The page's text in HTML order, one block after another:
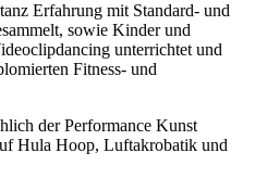
Erfahrung mit Standard- und
sowie Kinder und
unterrichtet und
Fitness- und
der Performance Kunst
Hula Hoop, Luftakrobatik und